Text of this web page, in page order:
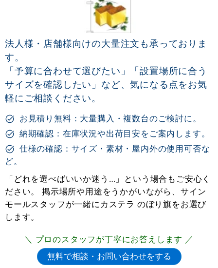
法人様・店舗様向けの大量注文も承っておりま
す。
「予算に合わせて選びたい」「設置場所に合う
サイズを確認したい」など、気になる点をお気
軽にご相談ください。
お見積り無料：大量購入・複数台のご検討に。
納期確認：在庫状況や出荷目安をご案内します。
仕様の確認：サイズ・素材・屋内外の使用可否な
ど。
「どれを選べばいいか迷う…」という場合もご安心く
ださい。 掲示場所や用途をうかがいながら、サイン
モールスタッフが一緒にカステラ のぼり旗をお選び
します。
＼ プロのスタッフが丁寧にお答えします ／